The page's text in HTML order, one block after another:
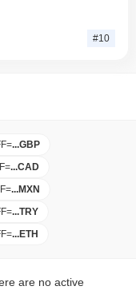
#10
=...GBP
=...CAD
=...MXN
=...TRY
=...ETH
are no active